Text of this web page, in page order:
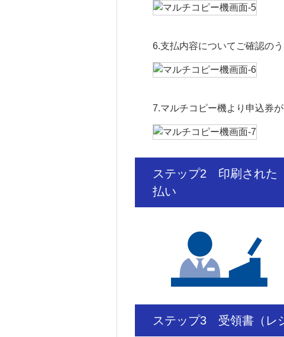
6.支払内容についてご確認の
7.マルチコピー機より申込券が
ステップ2
印刷された
払い
ステップ3 受領書（レ